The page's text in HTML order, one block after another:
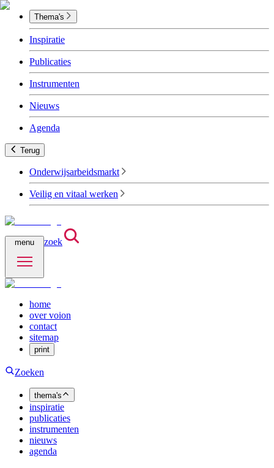
Thema's
Inspiratie
Publicaties
Instrumenten
Nieuws
Agenda
Terug
Onderwijsarbeidsmarkt
Veilig en vitaal werken
menu zoek
home
over voion
contact
sitemap
print
Zoeken
thema's
inspiratie
publicaties
instrumenten
nieuws
agenda